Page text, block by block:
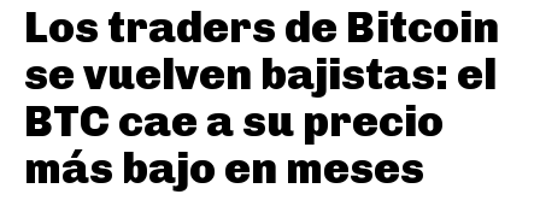
Los traders de Bitcoin
se vuelven bajistas: el
BTC cae a su precio
más bajo en meses